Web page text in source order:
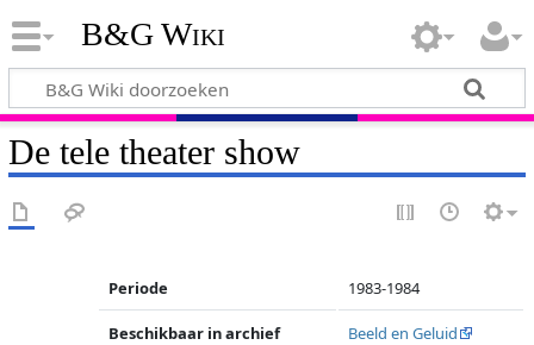
B&G Wiki
De tele theater show
Periode 1983-1984
Beschikbaar in archief Beeld en Geluid